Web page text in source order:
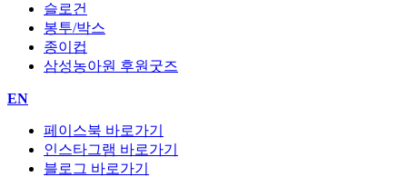
슬로건
봉투/박스
종이컵
삼성농아원 후원굿즈
EN
페이스북 바로가기
인스타그램 바로가기
블로그 바로가기